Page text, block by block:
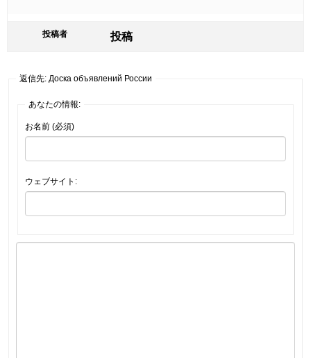
投稿者 投稿
返信先: Доска объявлений России
あなたの情報:
お名前 (必須)
ウェブサイト: